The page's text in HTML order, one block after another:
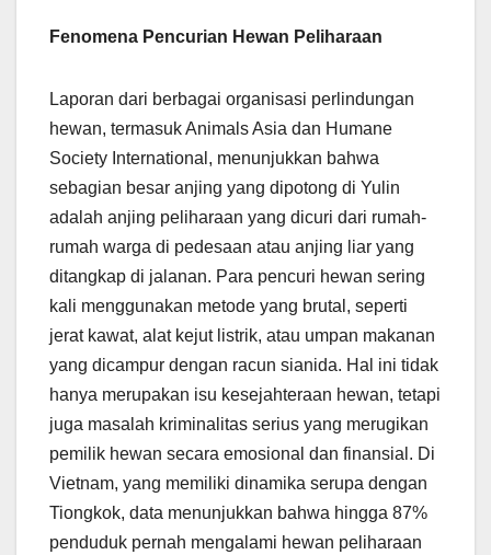
Fenomena Pencurian Hewan Peliharaan
Laporan dari berbagai organisasi perlindungan
hewan, termasuk Animals Asia dan Humane
Society International, menunjukkan bahwa
sebagian besar anjing yang dipotong di Yulin
adalah anjing peliharaan yang dicuri dari rumah-
rumah warga di pedesaan atau anjing liar yang
ditangkap di jalanan. Para pencuri hewan sering
kali menggunakan metode yang brutal, seperti
jerat kawat, alat kejut listrik, atau umpan makanan
yang dicampur dengan racun sianida. Hal ini tidak
hanya merupakan isu kesejahteraan hewan, tetapi
juga masalah kriminalitas serius yang merugikan
pemilik hewan secara emosional dan finansial. Di
Vietnam, yang memiliki dinamika serupa dengan
Tiongkok, data menunjukkan bahwa hingga 87%
penduduk pernah mengalami hewan peliharaan